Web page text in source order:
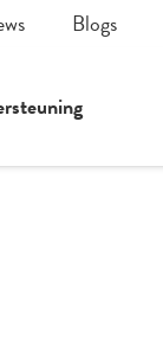
Blogs